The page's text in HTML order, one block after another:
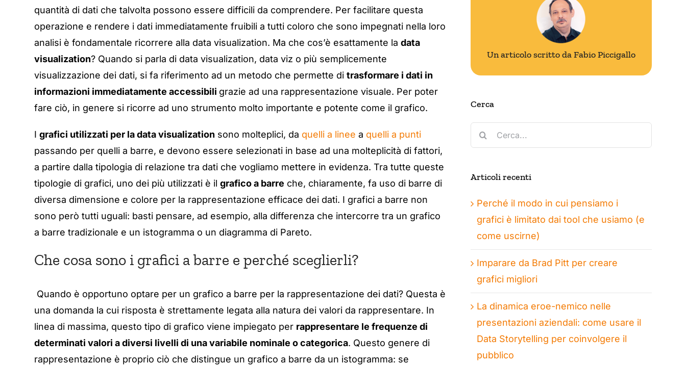
quantità di dati che talvolta possono essere difficili da comprendere. Per facilitare questa
operazione e rendere i dati immediatamente fruibili a tutti coloro che sono impegnati nella loro
analisi è fondamentale ricorrere alla data visualization. Ma che cos’è esattamente ladata
visualization? Quando si parla di data visualization, data viz o più semplicemente
visualizzazione dei dati, si fa riferimento ad un metodo che permette ditrasformare i dati in
informazioni immediatamente accessibili grazie ad una rappresentazione visuale. Per poter
fare ciò, in genere si ricorre ad uno strumento molto importante e potente come il grafico.
Igrafici utilizzati per la data visualization sono molteplici, da quelli a linee a quelli a punti
passando per quelli a barre, e devono essere selezionati in base ad una molteplicità di fattori,
a partire dalla tipologia di relazione tra dati che vogliamo mettere in evidenza. Tra tutte queste
tipologie di grafici, uno dei più utilizzati è ilgrafico a barre che, chiaramente, fa uso di barre di
diversa dimensione e colore per la rappresentazione efficace dei dati. I grafici a barre non
sono però tutti uguali: basti pensare, ad esempio, alla differenza che intercorre tra un grafico
a barre tradizionale e un istogramma o un diagramma di Pareto.
Che cosa sono i grafici a barre e perché sceglierli?
Quando è opportuno optare per un grafico a barre per la rappresentazione dei dati? Questa è
una domanda la cui risposta è strettamente legata alla natura dei valori da rappresentare. In
linea di massima, questo tipo di grafico viene impiegato per rappresentare le frequenze di
determinati valori a diversi livelli di una variabile nominale o categorica. Questo genere di
rappresentazione è proprio ciò che distingue un grafico a barre da un istogramma: se
Un articolo scritto da Fabio Piccigallo
Cerca
Cerca
per:
Articoli recenti
Perché il modo in cui pensiamo i
grafici è limitato dai tool che usiamo (e
come uscirne)
Imparare da Brad Pitt per creare
grafici migliori
La dinamica eroe-nemico nelle
presentazioni aziendali: come usare il
Data Storytelling per coinvolgere il
pubblico